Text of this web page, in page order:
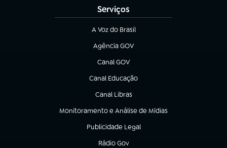
Serviços
A Voz do Brasil
(abre em nova aba)
Agência GOV
(abre em nova aba)
Canal GOV
(abre em nova aba)
Canal Educação
(abre em nova aba)
Canal Libras
(abre em nova aba)
Monitoramento e Análise de Mídias
(abre em nova aba)
Publicidade Legal
(abre em nova aba)
Rádio Gov